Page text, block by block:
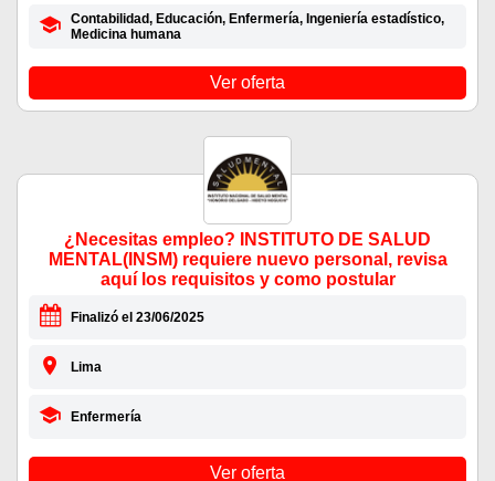
Contabilidad, Educación, Enfermería, Ingeniería estadístico,
Medicina humana
Ver oferta
¿Necesitas empleo? INSTITUTO DE SALUD
MENTAL(INSM) requiere nuevo personal, revisa
aquí los requisitos y como postular
Finalizó el 23/06/2025
Lima
Enfermería
Ver oferta